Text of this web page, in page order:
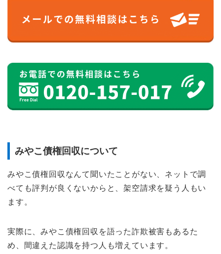
みやこ債権回収について
みやこ債権回収なんて聞いたことがない、ネットで調
べても評判が良くないからと、架空請求を疑う人もい
ます。
実際に、みやこ債権回収を語った詐欺被害もあるた
め、間違えた認識を持つ人も増えています。